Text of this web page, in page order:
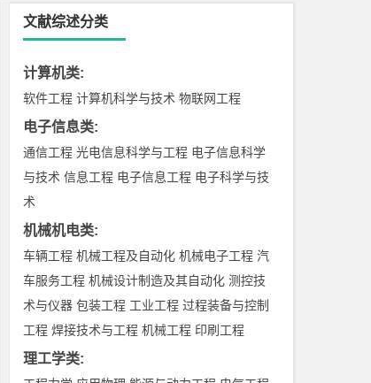
文献综述分类
计算机类:
软件工程 计算机科学与技术 物联网工程
电子信息类:
通信工程 光电信息科学与工程 电子信息科学
与技术 信息工程 电子信息工程 电子科学与技
术
机械机电类:
车辆工程 机械工程及自动化 机械电子工程 汽
车服务工程 机械设计制造及其自动化 测控技
术与仪器 包装工程 工业工程 过程装备与控制
工程 焊接技术与工程 机械工程 印刷工程
理工学类: